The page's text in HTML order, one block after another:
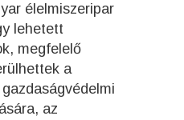
élelmiszeripar
lehetett
megfelelő
a
az